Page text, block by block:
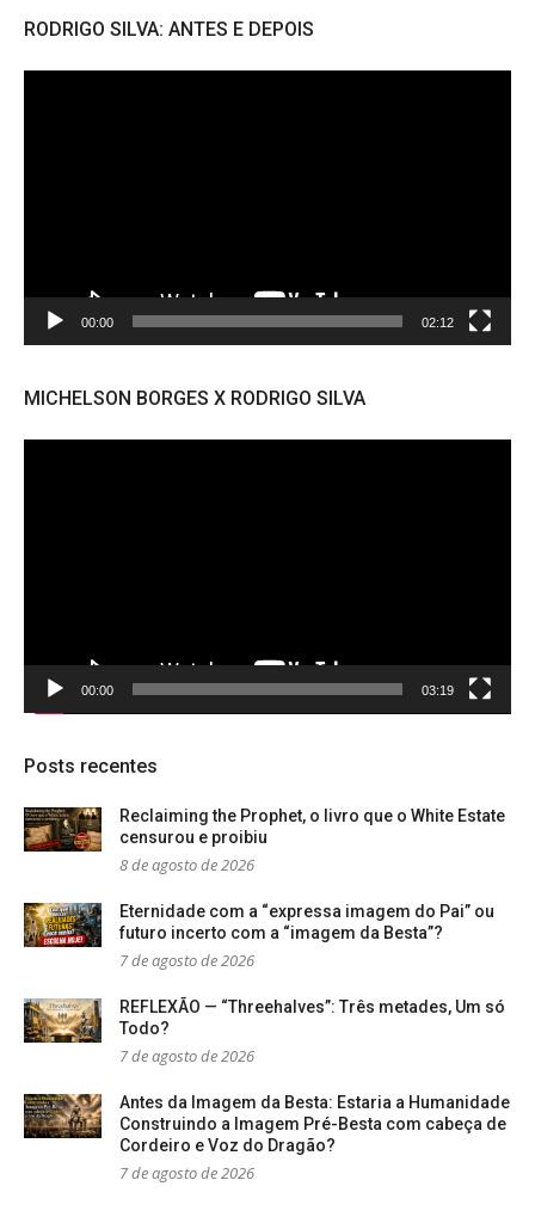
RODRIGO SILVA: ANTES E DEPOIS
00:00 02:12
MICHELSON BORGES X RODRIGO SILVA
00:00 03:19
Posts recentes
Reclaiming the Prophet, o livro que o White Estate
censurou e proibiu
8 de agosto de 2026
Eternidade com a “expressa imagem do Pai” ou
futuro incerto com a “imagem da Besta”?
7 de agosto de 2026
REFLEXÃO — “Threehalves”: Três metades, Um só
Todo?
7 de agosto de 2026
Antes da Imagem da Besta: Estaria a Humanidade
Construindo a Imagem Pré-Besta com cabeça de
Cordeiro e Voz do Dragão?
7 de agosto de 2026